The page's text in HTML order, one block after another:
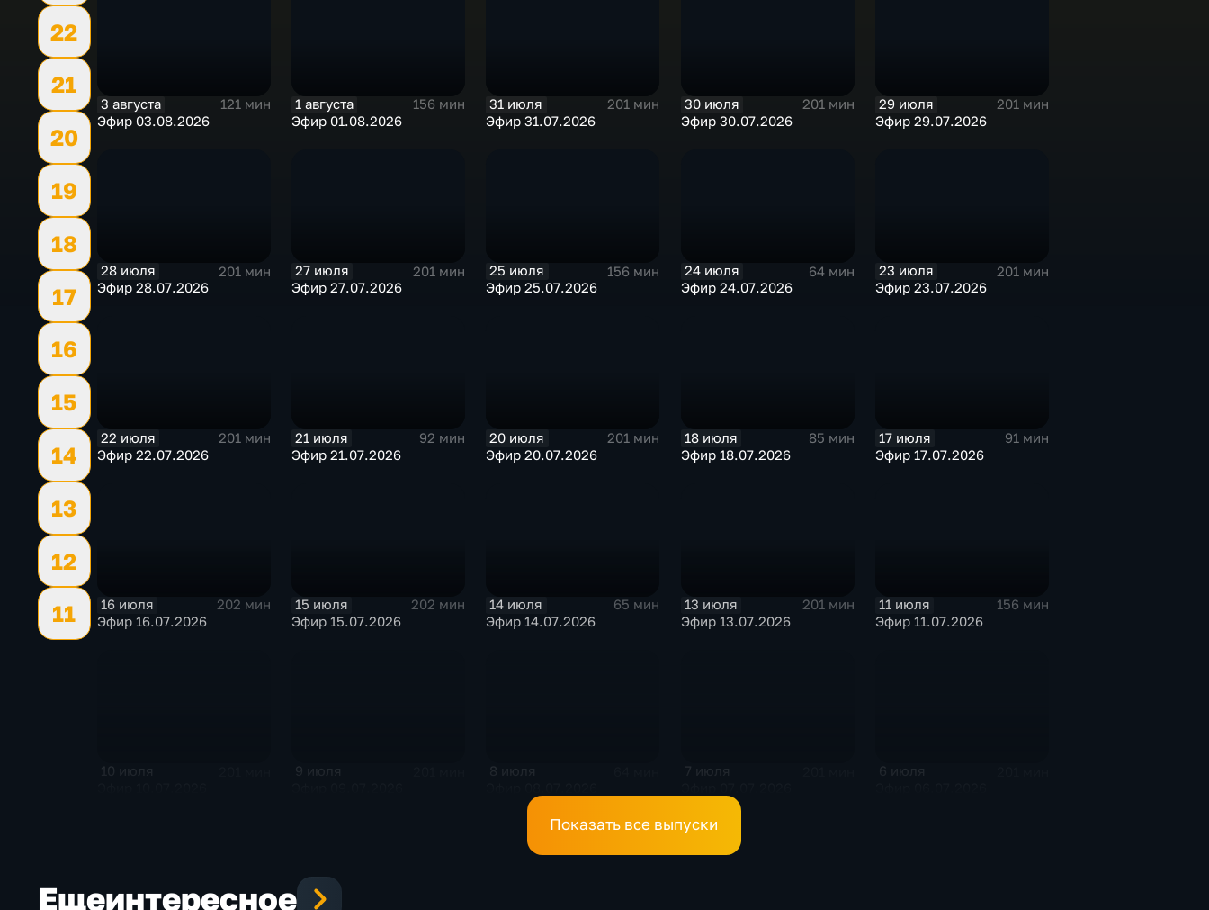
22
21
20
19
18
17
16
15
14
13
12
11
3 августа
121 мин
Эфир 03.08.2026
1 августа
156 мин
Эфир 01.08.2026
31 июля
201 мин
Эфир 31.07.2026
30 июля
201 мин
Эфир 30.07.2026
29 июля
201 мин
Эфир 29.07.2026
28 июля
201 мин
Эфир 28.07.2026
27 июля
201 мин
Эфир 27.07.2026
25 июля
156 мин
Эфир 25.07.2026
24 июля
64 мин
Эфир 24.07.2026
23 июля
201 мин
Эфир 23.07.2026
22 июля
201 мин
Эфир 22.07.2026
21 июля
92 мин
Эфир 21.07.2026
20 июля
201 мин
Эфир 20.07.2026
18 июля
85 мин
Эфир 18.07.2026
17 июля
91 мин
Эфир 17.07.2026
16 июля
202 мин
Эфир 16.07.2026
15 июля
202 мин
Эфир 15.07.2026
14 июля
65 мин
Эфир 14.07.2026
13 июля
201 мин
Эфир 13.07.2026
11 июля
156 мин
Эфир 11.07.2026
10 июля 9 июля 8 июля 7 июля 6 июля
Показать все выпуски
Ещеинтересное